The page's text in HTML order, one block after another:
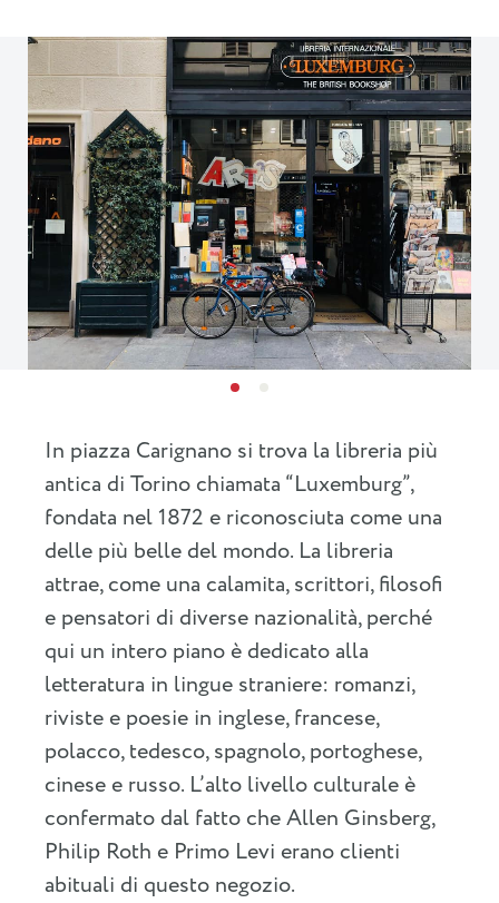
In piazza Carignano si trova la libreria più
antica di Torino chiamata “Luxemburg”,
fondata nel 1872 e riconosciuta come una
delle più belle del mondo. La libreria
attrae, come una calamita, scrittori, filosofi
e pensatori di diverse nazionalità, perché
qui un intero piano è dedicato alla
letteratura in lingue straniere: romanzi,
riviste e poesie in inglese, francese,
polacco, tedesco, spagnolo, portoghese,
cinese e russo. L’alto livello culturale è
confermato dal fatto che Allen Ginsberg,
Philip Roth e Primo Levi erano clienti
abituali di questo negozio.